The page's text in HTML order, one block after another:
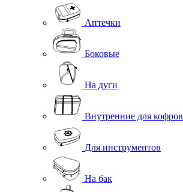
Аптечки
Боковые
На дуги
Внутренние для кофров
Для инструментов
На бак